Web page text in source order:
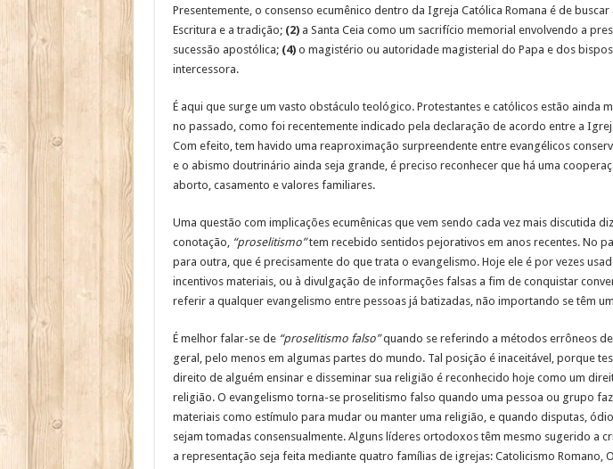
Presentemente, o consenso ecumênico dentro da Igreja Católica Romana é de
Escritura e a tradição; (2)a Santa Ceia como um sacrifício memorial envolvendo a
sucessão apostólica; (4)o magistério ou autoridade magisterial do Papa e dos
intercessora.
É aqui que surge um vasto obstáculo teológico. Protestantes e católicos estão
no passado, como foi recentemente indicado pela declaração de acordo entre a
Com efeito, tem havido uma reaproximação surpreendente entre evangélicos
e o abismo doutrinário ainda seja grande, é preciso reconhecer que há uma
aborto, casamento e valores familiares.
Uma questão com implicações ecumênicas que vem sendo cada vez mais discutida
conotação, “proselitismo”tem recebido sentidos pejorativos em anos recentes. No
para outra, que é precisamente do que trata o evangelismo. Hoje ele é por vezes
incentivos materiais, ou à divulgação de informações falsas a fim de conquistar
referir a qualquer evangelismo entre pessoas já batizadas, não importando se têm
É melhor falar-se de “proselitismo falso”quando se referindo a métodos errôneos
geral, pelo menos em algumas partes do mundo. Tal posição é inaceitável, porque
direito de alguém ensinar e disseminar sua religião é reconhecido hoje como um
religião. O evangelismo torna-se proselitismo falso quando uma pessoa ou grupo
materiais como estímulo para mudar ou manter uma religião, e quando disputas,
sejam tomadas consensualmente. Alguns líderes ortodoxos têm mesmo sugerido a
a representação seja feita mediante quatro famílias de igrejas: Catolicismo